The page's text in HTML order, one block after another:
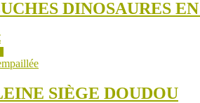
sur
la
du
produit
DINOSAURES
SIÈGE DOUDOU